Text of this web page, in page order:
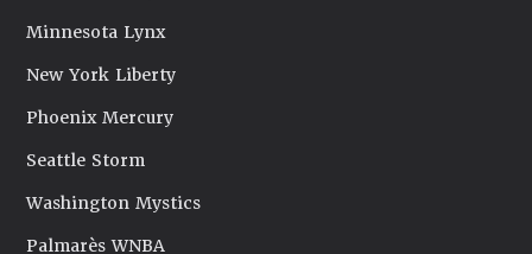
Minnesota Lynx
New York Liberty
Phoenix Mercury
Seattle Storm
Washington Mystics
Palmarès WNBA